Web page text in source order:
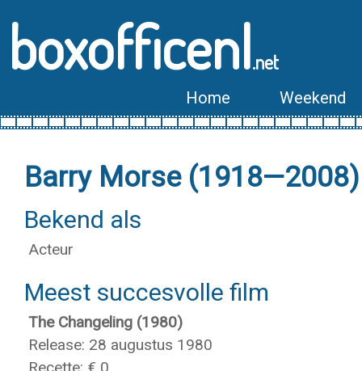
boxofficenl.net
Home Weekend
Barry Morse (1918—2008)
Bekend als
Acteur
Meest succesvolle film
The Changeling (1980)
Release: 28 augustus 1980